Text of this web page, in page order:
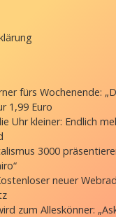
fürs Wochenende:
1,99 Euro
Uhr kleiner: Endlich
3000
neuer
zum Alleskönner: